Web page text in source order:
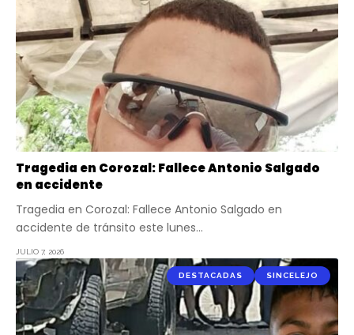
Tragedia en Corozal: Fallece Antonio Salgado
en accidente
Tragedia en Corozal: Fallece Antonio Salgado en
accidente de tránsito este lunes…
JULIO 7, 2026
DESTACADAS SINCELEJO